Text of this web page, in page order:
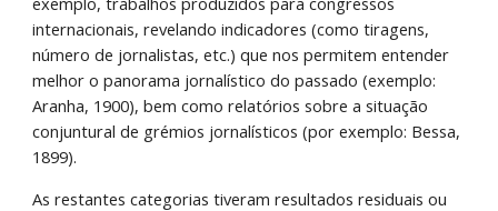
internacionais, revelando indicadores (como tiragens,
número de jornalistas, etc.) que nos permitem entender
melhor o panorama jornalístico do passado (exemplo:
Aranha, 1900), bem como relatórios sobre a situação
conjuntural de grémios jornalísticos (por exemplo: Bessa,
1899).
As restantes categorias tiveram resultados residuais ou